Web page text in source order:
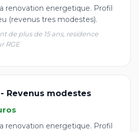
renovation energetique. Profil
(revenus tres modestes).
de plus de 15 ans, residence
RGE
Revenus modestes
renovation energetique. Profil